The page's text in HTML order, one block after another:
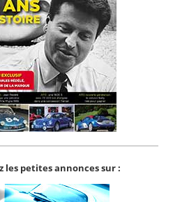
les petites annonces sur :